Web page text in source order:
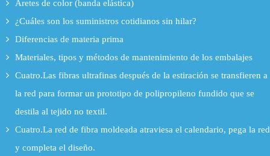
Aretes de color (banda elástica)
¿Cuáles son los suministros cotidianos sin hilar?
Diferencias de materia prima
Materiales, tipos y métodos de mantenimiento de los embalajes
Cuatro.Las fibras ultrafinas después de la estiración se transfieren a
la red para formar un prototipo de polipropileno fundido que se
destila al tejido no textil.
Cuatro.La red de fibra moldeada atraviesa el calendario, pega la red
y completa el diseño.